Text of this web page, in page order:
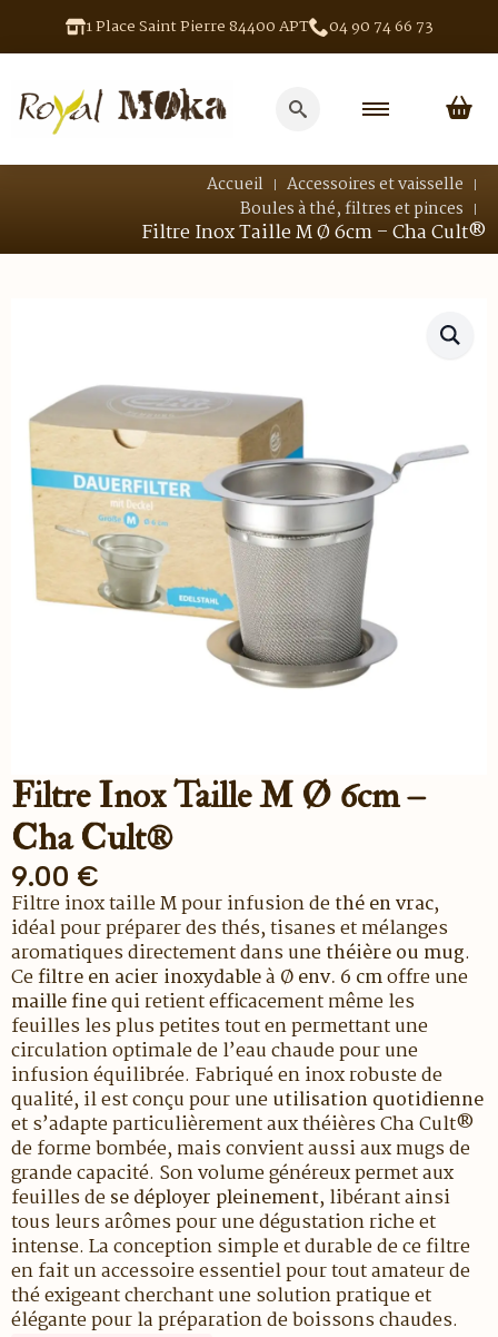
1 Place Saint Pierre 84400 APT 04 90 74 66 73
for:
Accueil
Accessoires et vaisselle
Boules à thé, filtres et pinces
Filtre Inox Taille M Ø 6cm – Cha Cult®
Filtre Inox Taille M Ø 6cm –
Cha Cult®
9.00 €
Filtre inox tailleMpour infusion dethé en vrac,
idéal pour préparer des thés, tisanes et mélanges
aromatiques directement dans unethéière ou mug.
Cefiltre en acier inoxydableà Ø env. 6 cmoffre une
maille finequi retient efficacement même les
feuilles les plus petites tout en permettant une
circulation optimale de l’eau chaude pour une
infusion équilibrée. Fabriqué en inox robuste de
qualité, il est conçu pour uneutilisation quotidienne
et s’adapte particulièrement aux théières Cha Cult®
de forme bombée, mais convient aussi aux mugs de
grande capacité. Son volume généreux permet aux
feuilles dese déployer pleinement, libérant ainsi
tous leurs arômes pour une dégustation riche et
intense. La conception simple et durable de ce filtre
en fait un accessoire essentiel pour tout amateur de
thé exigeant cherchant une solution pratique et
élégante pour la préparation de boissons chaudes.